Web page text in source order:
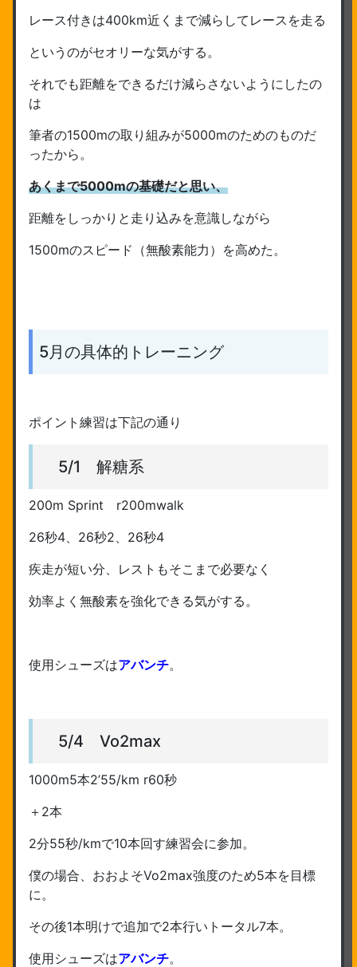
レース付きは400km近くまで減らしてレースを走る
というのがセオリーな気がする。
それでも距離をできるだけ減らさないようにしたの
は
筆者の1500mの取り組みが5000mのためのものだ
ったから。
あくまで5000mの基礎だと思い、
距離をしっかりと走り込みを意識しながら
1500mのスピード（無酸素能力）を高めた。
5月の具体的トレーニング
ポイント練習は下記の通り
5/1 解糖系
200m Sprint r200mwalk
26秒4、26秒2、26秒4
疾走が短い分、レストもそこまで必要なく
効率よく無酸素を強化できる気がする。
使用シューズはアバンチ。
5/4 Vo2max
1000m5本2’55/km r60秒
＋2本
2分55秒/kmで10本回す練習会に参加。
僕の場合、おおよそVo2max強度のため5本を目標
に。
その後1本明けで追加で2本行いトータル7本。
使用シューズはアバンチ。